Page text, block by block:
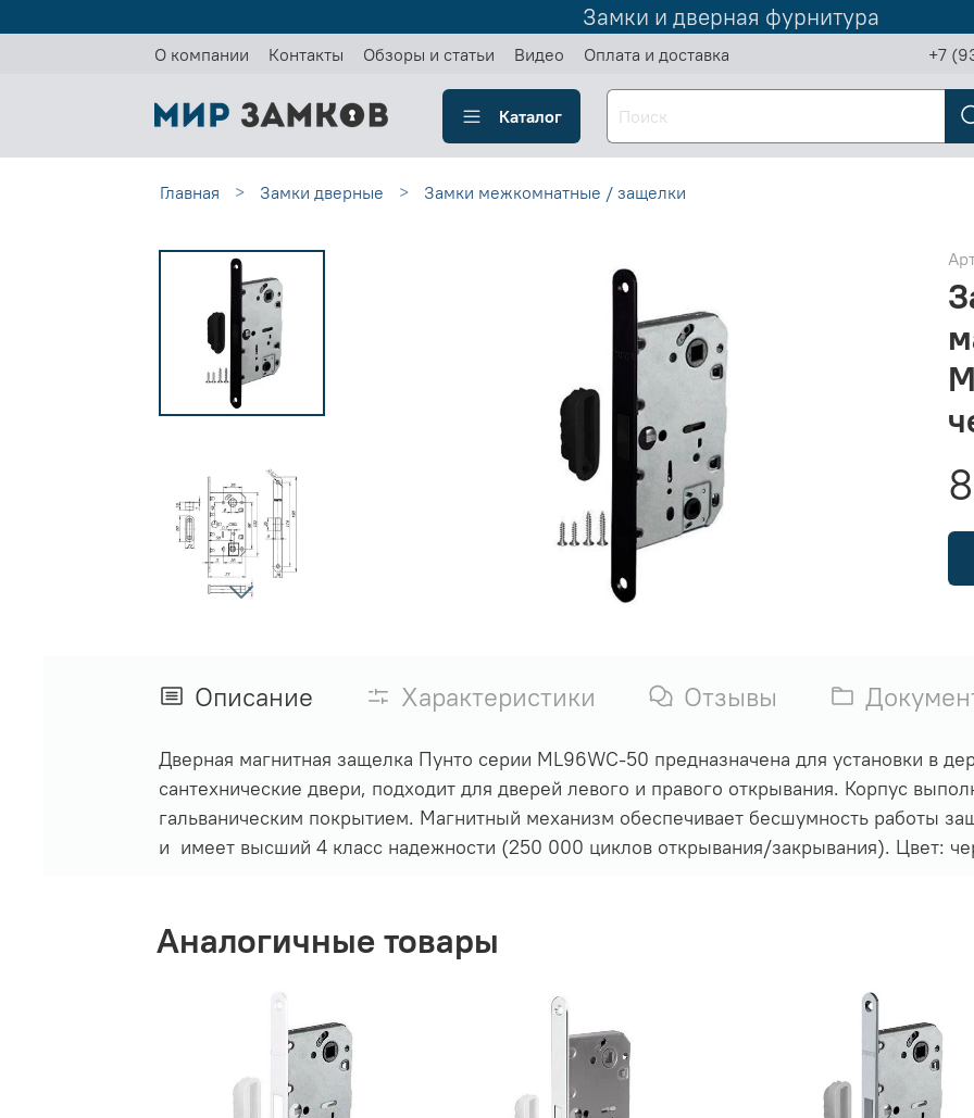
Замки и дверная фурнитура
О компании Контакты Обзоры и статьи Видео Оплата и доставка +7
Каталог
Главная Замки дверные Замки межкомнатные / защелки
Описание Характеристики Отзывы
Дверная магнитная защелка Пунто серии ML96WC-50 предназначена для установки в
сантехнические двери, подходит для дверей левого и правого открывания. Корпус
гальваническим покрытием. Магнитный механизм обеспечивает бесшумность работы
и имеет высший 4 класс надежности (250 000 циклов открывания/закрывания). Цвет:
Аналогичные товары